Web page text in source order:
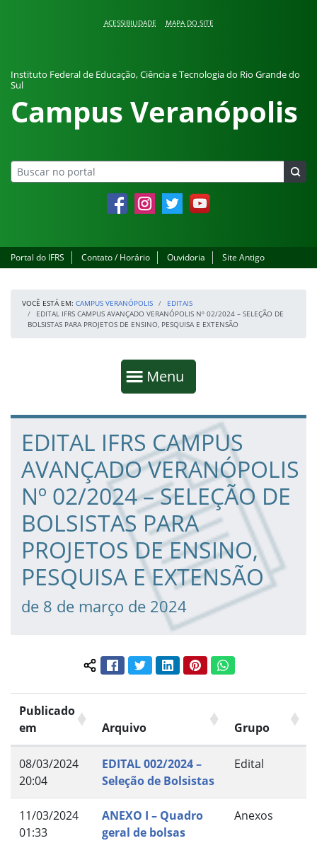
ACESSIBILIDADE MAPA DO SITE
Instituto Federal de Educação, Ciência e Tecnologia do Rio Grande do
Sul
Campus Veranópolis
FacebookInstagramTwitter YouTube
Portal do IFRS Contato / Horário Ouvidoria Site Antigo
VOCÊ ESTÁ EM: CAMPUS VERANÓPOLIS
EDITAIS
EDITAL IFRS CAMPUS AVANÇADO VERANÓPOLIS Nº 02/2024 – SELEÇÃO DE
BOLSISTAS PARA PROJETOS DE ENSINO, PESQUISA E EXTENSÃO
Mostrar
Menu
Fim da navegação
Início do conteúdo
EDITAL IFRS CAMPUS
AVANÇADO VERANÓPOLIS
Nº 02/2024 – SELEÇÃO DE
BOLSISTAS PARA
PROJETOS DE ENSINO,
PESQUISA E EXTENSÃO
de 8 de março de 2024
Compartilhar conteúdo:
FacebookTwitterLinkedInPinterestWhatsApp
Publicado
em
Arquivo Grupo
08/03/2024
20:04
EDITAL 002/2024 –
Seleção de Bolsistas
Edital
11/03/2024
01:33
ANEXO I – Quadro
geral de bolsas
Anexos